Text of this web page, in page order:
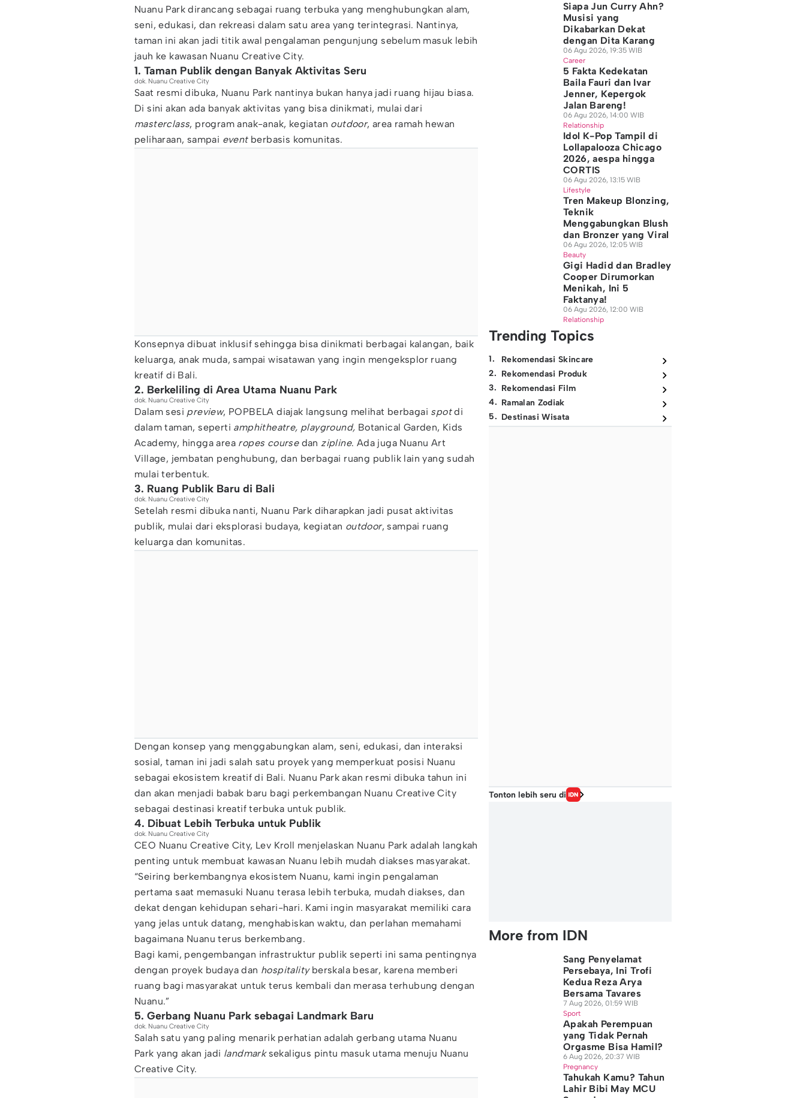
Nuanu Park dirancang sebagai ruang terbuka yang menghubungkan alam,
seni, edukasi, dan rekreasi dalam satu area yang terintegrasi. Nantinya,
taman ini akan jadi titik awal pengalaman pengunjung sebelum masuk lebih
jauh ke kawasan Nuanu Creative City.
1. Taman Publik dengan Banyak Aktivitas Seru
dok. Nuanu Creative City
Saat resmi dibuka, Nuanu Park nantinya bukan hanya jadi ruang hijau biasa.
Di sini akan ada banyak aktivitas yang bisa dinikmati, mulai dari
masterclass, program anak-anak, kegiatan outdoor, area ramah hewan
peliharaan, sampai eventberbasis komunitas.
Konsepnya dibuat inklusif sehingga bisa dinikmati berbagai kalangan, baik
keluarga, anak muda, sampai wisatawan yang ingin mengeksplor ruang
kreatif di Bali.
2. Berkeliling di Area Utama Nuanu Park
dok. Nuanu Creative City
Dalam sesi preview, POPBELA diajak langsung melihat berbagai spotdi
dalam taman, seperti amphitheatre, playground, Botanical Garden, Kids
Academy, hingga area ropes coursedan zipline. Ada juga Nuanu Art
Village, jembatan penghubung, dan berbagai ruang publik lain yang sudah
mulai terbentuk.
3. Ruang Publik Baru di Bali
dok. Nuanu Creative City
Setelah resmi dibuka nanti, Nuanu Park diharapkan jadi pusat aktivitas
publik, mulai dari eksplorasi budaya, kegiatan outdoor, sampai ruang
keluarga dan komunitas.
Dengan konsep yang menggabungkan alam, seni, edukasi, dan interaksi
sosial, taman ini jadi salah satu proyek yang memperkuat posisi Nuanu
sebagai ekosistem kreatif di Bali. Nuanu Park akan resmi dibuka tahun ini
dan akan menjadi babak baru bagi perkembangan Nuanu Creative City
sebagai destinasi kreatif terbuka untuk publik.
4. Dibuat Lebih Terbuka untuk Publik
dok. Nuanu Creative City
CEO Nuanu Creative City, Lev Kroll menjelaskan Nuanu Park adalah langkah
penting untuk membuat kawasan Nuanu lebih mudah diakses masyarakat.
“Seiring berkembangnya ekosistem Nuanu, kami ingin pengalaman
pertama saat memasuki Nuanu terasa lebih terbuka, mudah diakses, dan
dekat dengan kehidupan sehari-hari. Kami ingin masyarakat memiliki cara
yang jelas untuk datang, menghabiskan waktu, dan perlahan memahami
bagaimana Nuanu terus berkembang.
Bagi kami, pengembangan infrastruktur publik seperti ini sama pentingnya
dengan proyek budaya dan hospitalityberskala besar, karena memberi
ruang bagi masyarakat untuk terus kembali dan merasa terhubung dengan
Nuanu.”
5. Gerbang Nuanu Park sebagai Landmark Baru
dok. Nuanu Creative City
Salah satu yang paling menarik perhatian adalah gerbang utama Nuanu
Park yang akan jadi landmarksekaligus pintu masuk utama menuju Nuanu
Creative City.
Siapa Jun Curry Ahn?
Musisi yang
Dikabarkan Dekat
dengan Dita Karang
06 Agu 2026, 19:35 WIB
Career
5 Fakta Kedekatan
Baila Fauri dan Ivar
Jenner, Kepergok
Jalan Bareng!
06 Agu 2026, 14:00 WIB
Relationship
Idol K-Pop Tampil di
Lollapalooza Chicago
2026, aespa hingga
CORTIS
06 Agu 2026, 13:15 WIB
Lifestyle
Tren Makeup Blonzing,
Teknik
Menggabungkan Blush
dan Bronzer yang Viral
06 Agu 2026, 12:05 WIB
Beauty
Gigi Hadid dan Bradley
Cooper Dirumorkan
Menikah, Ini 5
Faktanya!
06 Agu 2026, 12:00 WIB
Relationship
Trending Topics
1.
Rekomendasi Skincare
2. Rekomendasi Produk
3. Rekomendasi Film
4. Ramalan Zodiak
5. Destinasi Wisata
Tonton lebih seru di
More from IDN
Sang Penyelamat
Persebaya, Ini Trofi
Kedua Reza Arya
Bersama Tavares
7 Aug 2026, 01:59 WIB
Sport
Apakah Perempuan
yang Tidak Pernah
Orgasme Bisa Hamil?
6 Aug 2026, 20:37 WIB
Pregnancy
Tahukah Kamu? Tahun
Lahir Bibi May MCU